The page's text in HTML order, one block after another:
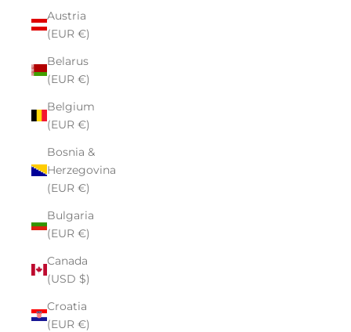
Austria
(EUR €)
Belarus
(EUR €)
Belgium
(EUR €)
Bosnia &
Herzegovina
(EUR €)
Bulgaria
(EUR €)
Canada
(USD $)
Croatia
(EUR €)